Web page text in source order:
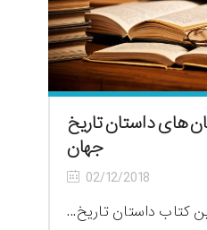
های داستان تاریخ
جهان
02/12/2018